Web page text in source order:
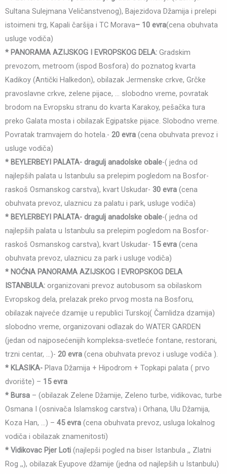
Sultana Sulejmana Veličanstvenog), Bajezidova Džamija i prelepi
istoimeni trg, Kapali čaršija i TC Morava– 10 evra(cena obuhvata
usluge vodiča)
* PANORAMA AZIJSKOG I EVROPSKOG DELA: Gradskim
prevozom, metroom (ispod Bosfora) do poznatog kvarta
Kadikoy (Antički Halkedon), obilazak Jermenske crkve, Grčke
pravoslavne crkve, zelene pijace, … slobodno vreme, povratak
brodom na Evropsku stranu do kvarta Karakoy, pešačka tura
preko Galata mosta i obilazak Egipatske pijace. Slobodno vreme.
Povratak tramvajem do hotela.- 20 evra (cena obuhvata prevoz i
usluge vodiča)
* BEYLERBEYI PALATA- dragulj anadolske obale-( jedna od
najlepših palata u Istanbulu sa prelepim pogledom na Bosfor-
raskoš Osmanskog carstva), kvart Uskudar- 30 evra (cena
obuhvata prevoz, ulaznicu za palatu i park, usluge vodiča)
* BEYLERBEYI PALATA- dragulj anadolske obale-( jedna od
najlepših palata u Istanbulu sa prelepim pogledom na Bosfor-
raskoš Osmanskog carstva), kvart Uskudar- 15 evra (cena
obuhvata prevoz, ulaznicu za park i usluge vodiča)
* NOĆNA PANORAMA AZIJSKOG I EVROPSKOG DELA
ISTANBULA: organizovani prevoz autobusom sa obilaskom
Evropskog dela, prelazak preko prvog mosta na Bosforu,
obilazak najveće dzamije u republici Turskoj( Čamlidza dzamija)
slobodno vreme, organizovani odlazak do WATER GARDEN
(jedan od najposećenijih kompleksa-svetleće fontane, restorani,
trzni centar, …)- 20 evra (cena obuhvata prevoz i usluge vodiča ).
* KLASIKA- Plava Džamija + Hipodrom + Topkapi palata ( prvo
dvorište) – 15 evra
* Bursa – (obilazak Zelene Džamije, Zeleno turbe, vidikovac, turbe
Osmana I (osnivača Islamskog carstva) i Orhana, Ulu Džamija,
Koza Han, …) – 45 evra (cena obuhvata prevoz, usluga lokalnog
vodiča i obilazak znamenitosti)
* Vidikovac Pjer Loti (najlepši pogled na biser Istanbula ,, Zlatni
Rog ,,), obilazak Eyupove džamije (jedna od najlepših u Istanbulu)